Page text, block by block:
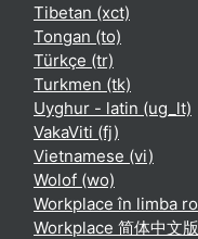
Tibetan ‎(xct)‎
Tongan ‎(to)‎
Türkçe ‎(tr)‎
Turkmen ‎(tk)‎
Uyghur - latin ‎(ug_lt)‎
VakaViti ‎(fj)‎
Vietnamese ‎(vi)‎
Wolof ‎(wo)‎
Workplace în limba
Workplace 简体中文